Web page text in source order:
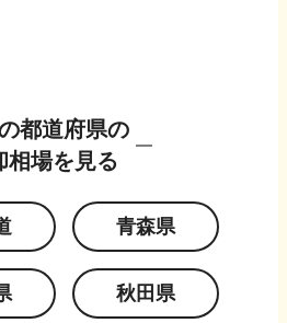
都道府県の
相場を見る
青森県
秋田県